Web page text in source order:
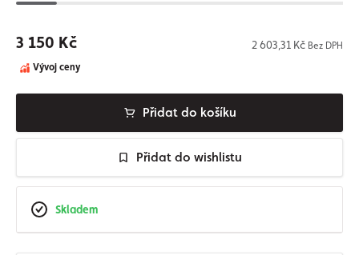
3 150 Kč 2 603,31 Kč Bez DPH
Vývoj ceny
Přidat do košíku
Přidat do wishlistu
Skladem